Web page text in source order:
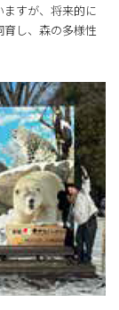
すが、将来的に
し、森の多様性